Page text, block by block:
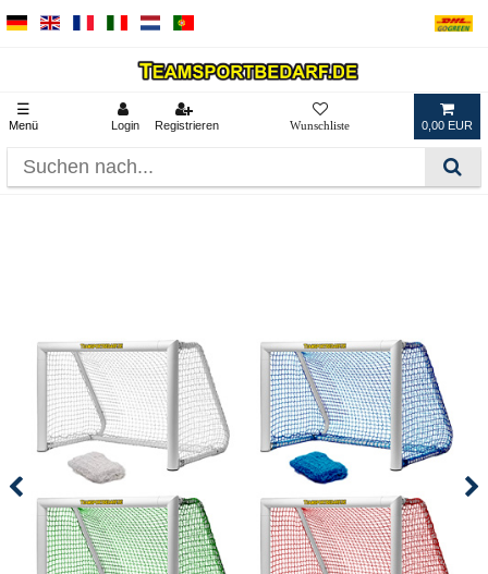
☰
Menü Login Registrieren 0,00 EUR